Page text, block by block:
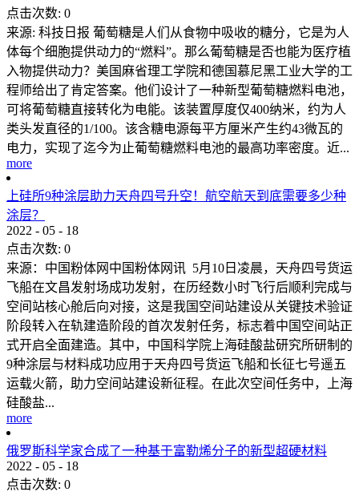
点击次数: 0
来源: 科技日报 葡萄糖是人们从食物中吸收的糖分，它是为人
体每个细胞提供动力的“燃料”。那么葡萄糖是否也能为医疗植
入物提供动力？美国麻省理工学院和德国慕尼黑工业大学的工
程师给出了肯定答案。他们设计了一种新型葡萄糖燃料电池，
可将葡萄糖直接转化为电能。该装置厚度仅400纳米，约为人
类头发直径的1/100。该含糖电源每平方厘米产生约43微瓦的
电力，实现了迄今为止葡萄糖燃料电池的最高功率密度。近...
more
上硅所9种涂层助力天舟四号升空！航空航天到底需要多少种
涂层？
2022 - 05 - 18
点击次数: 0
来源：中国粉体网中国粉体网讯 5月10日凌晨，天舟四号货运
飞船在文昌发射场成功发射，在历经数小时飞行后顺利完成与
空间站核心舱后向对接，这是我国空间站建设从关键技术验证
阶段转入在轨建造阶段的首次发射任务，标志着中国空间站正
式开启全面建造。其中，中国科学院上海硅酸盐研究所研制的
9种涂层与材料成功应用于天舟四号货运飞船和长征七号遥五
运载火箭，助力空间站建设新征程。在此次空间任务中，上海
硅酸盐...
more
俄罗斯科学家合成了一种基于富勒烯分子的新型超硬材料
2022 - 05 - 18
点击次数: 0